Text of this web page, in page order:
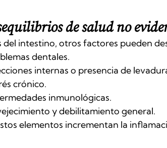
de salud no
del intestino, otros factores pueden
dentales.
internas o presencia de
crónico.
inmunológicas.
y debilitamiento general.
elementos incrementan la